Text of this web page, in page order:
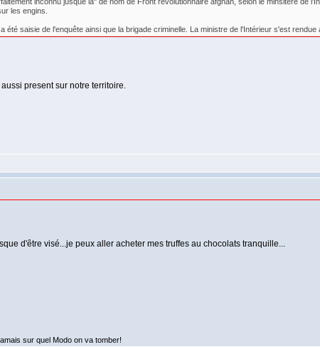
les engins.
été saisie de l'enquête ainsi que la brigade criminelle. La ministre de l'Intérieur s'est
present sur notre territoire.
d'être visé...je peux aller acheter mes truffes au chocolats tranquille...
sur quel Modo on va tomber!